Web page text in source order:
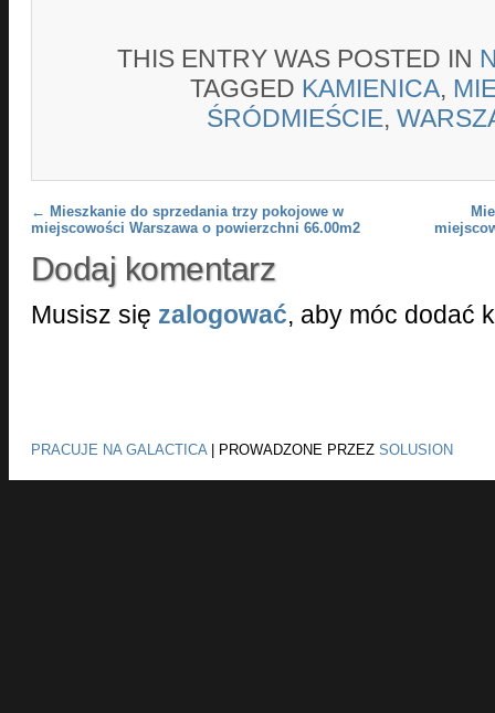
THIS ENTRY WAS POSTED IN
TAGGED KAMIENICA,
ŚRÓDMIEŚCIE,
Post navigation
← Mieszkanie do sprzedania trzy pokojowe w
miejscowości Warszawa o powierzchni 66.00m2
Dodaj komentarz
Musisz się zalogować, aby móc dodać
PRACUJE NA GALACTICA| PROWADZONE PRZEZ SOLUSION